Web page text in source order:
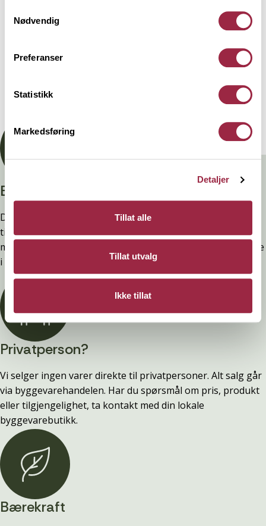
Nødvendig
Preferanser
Statistikk
Markedsføring
Detaljer
Tillat alle
Tillat utvalg
Ikke tillat
Behandling
Teknisk informasjon
Branntestet
Denne kledninger er testet, dokumentert, godkjent og
tilfredsstiller preakseptert ytelse for brann (D-s2,d0) ved
montering. Ytelsen opprettholdes ved å følge anvisningene
i våre FDV-er.
Privatperson?
Vi selger ingen varer direkte til privatpersoner. Alt salg går
via byggevarehandelen. Har du spørsmål om pris, produkt
eller tilgjengelighet, ta kontakt med din lokale
byggevarebutikk.
Bærekraft